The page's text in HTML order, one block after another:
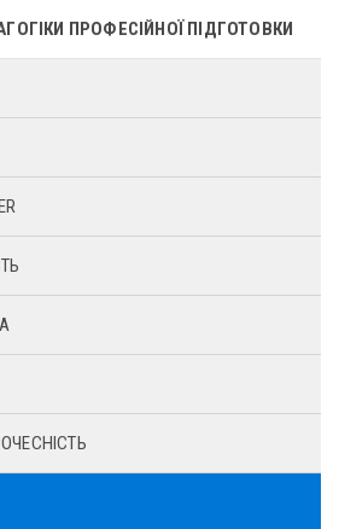
ПРОФЕСІЙНОЇ ПІДГОТОВКИ